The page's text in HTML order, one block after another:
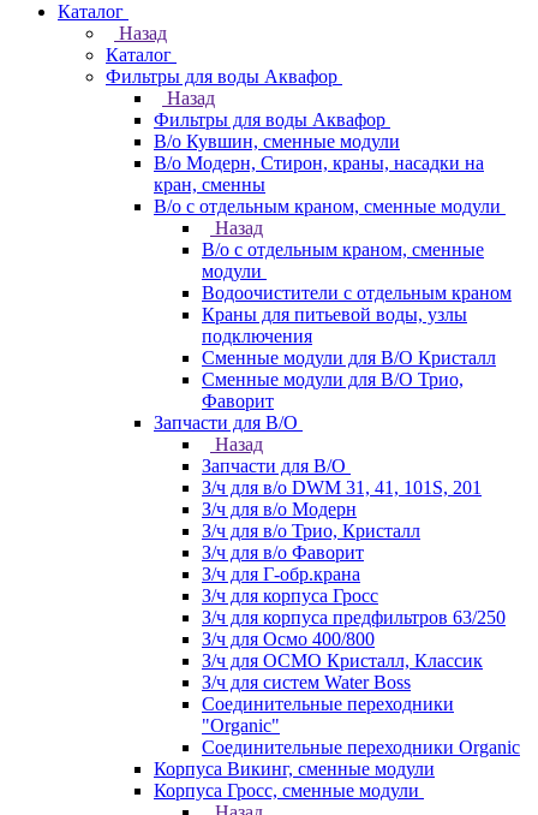
Каталог
Назад
Каталог
Фильтры для воды Аквафор
Назад
Фильтры для воды Аквафор
В/о Кувшин, сменные модули
В/о Модерн, Стирон, краны, насадки на
кран, сменны
В/о с отдельным краном, сменные модули
Назад
В/о с отдельным краном, сменные
модули
Водоочистители с отдельным краном
Краны для питьевой воды, узлы
подключения
Сменные модули для В/О Кристалл
Сменные модули для В/О Трио,
Фаворит
Запчасти для В/О
Назад
Запчасти для В/О
З/ч для в/о DWM 31, 41, 101S, 201
З/ч для в/о Модерн
З/ч для в/о Трио, Кристалл
З/ч для в/о Фаворит
З/ч для Г-обр.крана
З/ч для корпуса Гросс
З/ч для корпуса предфильтров 63/250
З/ч для Осмо 400/800
З/ч для ОСМО Кристалл, Классик
З/ч для систем Water Boss
Соединительные переходники
"Organic"
Соединительные переходники Organic
Корпуса Викинг, сменные модули
Корпуса Гросс, сменные модули